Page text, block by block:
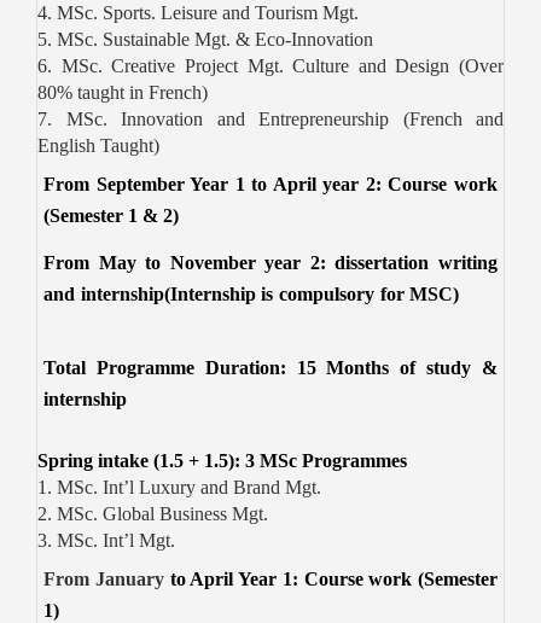
4. MSc. Sports. Leisure and Tourism Mgt.
5. MSc. Sustainable Mgt. & Eco-Innovation
6. MSc. Creative Project Mgt. Culture and Design (Over
80% taught in French)
7. MSc. Innovation and Entrepreneurship (French and
English Taught)
From September Year 1 to April year 2: Course work
(Semester 1 & 2)
From May to November year 2: dissertation writing
and internship(Internship is compulsory for MSC)
Total Programme Duration: 15 Months of study &
internship
Spring intake (1.5 + 1.5): 3 MSc Programmes
1. MSc. Int’l Luxury and Brand Mgt.
2. MSc. Global Business Mgt.
3. MSc. Int’l Mgt.
From Januaryto April Year 1: Course work (Semester
1)